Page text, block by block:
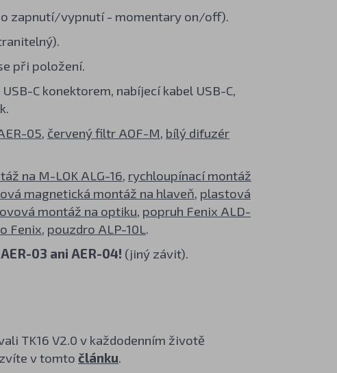
zapnutí/vypnutí - momentary on/off).
při položení.
C konektorem, nabíjecí kabel USB-C,
05, červený filtr AOF-M, bílý difuzér
na M-LOK ALG-16, rychloupínací montáž
magnetická montáž na hlaveň, plastová
montáž na optiku, popruh Fenix ALD-
Fenix, pouzdro ALP-10L.
03 ani AER-04! (jiný závit).
TK16 V2.0 v každodenním životě
v tomto článku.